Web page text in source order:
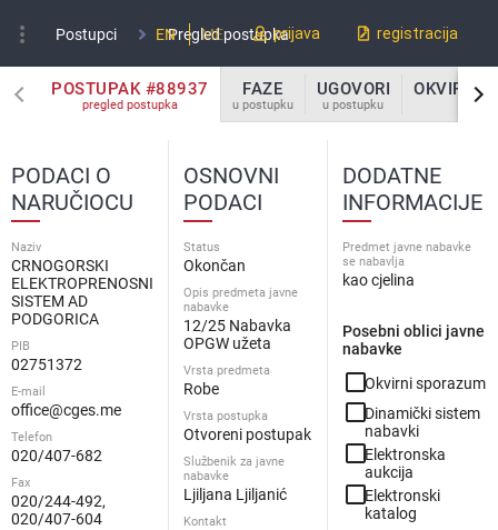
more_vert Postupci Pregled postupka
EN ME prijava registracija
POSTUPAK #88937
pregled postupka
FAZE
u postupku
UGOVORI
u postupku
OKVIRNI
u
OSNOVNI
PODACI
Status
Okončan
Opis predmeta javne
nabavke
12/25 Nabavka
OPGW užeta
Vrsta predmeta
Robe
Vrsta postupka
Otvoreni postupak
Službenik za javne
nabavke
Ljiljana Ljiljanić
Kontakt
DODATNE
INFORMACIJE
Predmet javne nabavke
se nabavlja
kao cjelina
Posebni oblici javne
nabavke
check_box_outline_blankOkvirni sporazum
check_box_outline_blankDinamički sistem
nabavki
check_box_outline_blankElektronska
aukcija
check_box_outline_blankElektronski
katalog
PODACI O
NARUČIOCU
Naziv
CRNOGORSKI
ELEKTROPRENOSNI
SISTEM AD
PODGORICA
PIB
02751372
E-mail
office@cges.me
Telefon
020/407-682
Fax
020/244-492,
020/407-604